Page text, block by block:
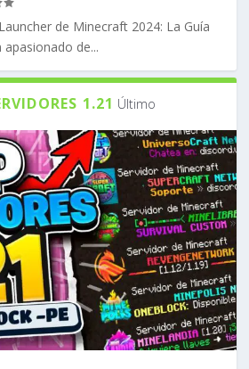
de Minecraft 2024: La Guía
de...
1.21 Último